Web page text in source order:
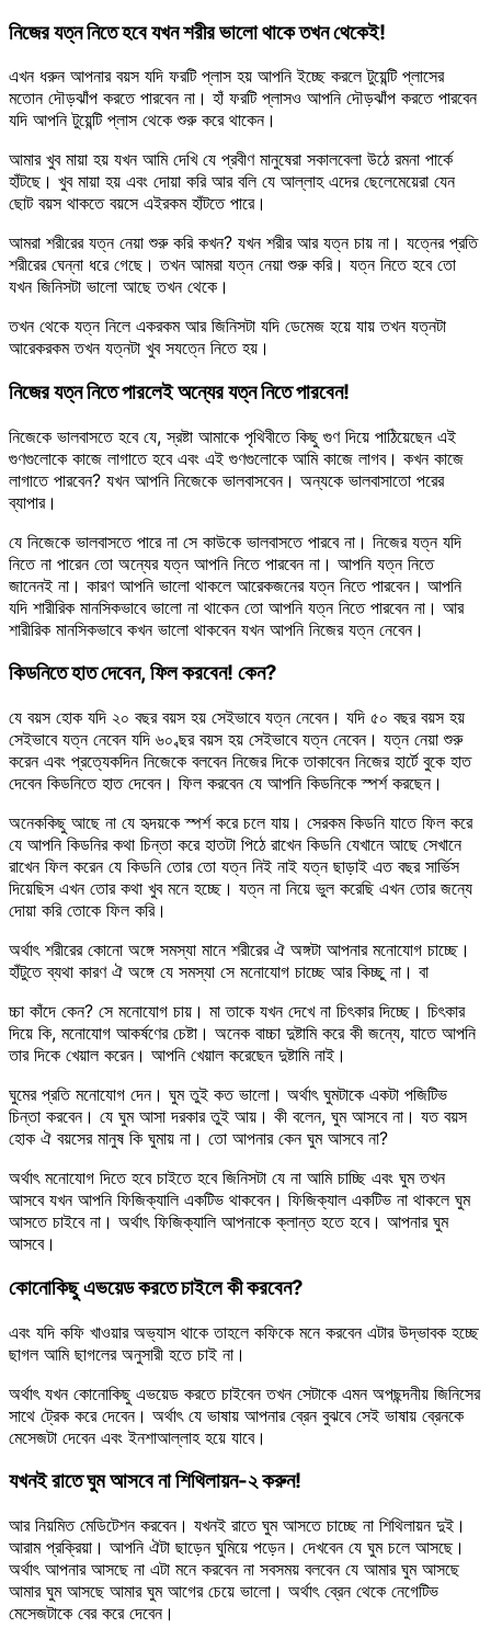
নিজের যত্ন নিতে হবে যখন শরীর ভালো থাকে তখন থেকেই!
এখন ধরুন আপনার বয়স যদি ফরটি প্লাস হয় আপনি ইচ্ছে করলে টুয়েন্টি প্লাসের
মতোন দৌড়ঝাঁপ করতে পারবেন না। হাঁ ফরটি প্লাসও আপনি দৌড়ঝাঁপ করতে পারবেন
যদি আপনি টুয়েন্টি প্লাস থেকে শুরু করে থাকেন।
আমার খুব মায়া হয় যখন আমি দেখি যে প্রবীণ মানুষেরা সকালবেলা উঠে রমনা পার্কে
হাঁটছে। খুব মায়া হয় এবং দোয়া করি আর বলি যে আল্লাহ এদের ছেলেমেয়েরা যেন
ছোট বয়স থাকতে বয়সে এইরকম হাঁটতে পারে।
আমরা শরীরের যত্ন নেয়া শুরু করি কখন? যখন শরীর আর যত্ন চায় না। যত্নের প্রতি
শরীরের ঘেন্না ধরে গেছে। তখন আমরা যত্ন নেয়া শুরু করি। যত্ন নিতে হবে তো
যখন জিনিসটা ভালো আছে তখন থেকে।
তখন থেকে যত্ন নিলে একরকম আর জিনিসটা যদি ডেমেজ হয়ে যায় তখন যত্নটা
আরেকরকম তখন যত্নটা খুব সযত্নে নিতে হয়।
নিজের যত্ন নিতে পারলেই অন্যের যত্ন নিতে পারবেন!
নিজেকে ভালবাসতে হবে যে, স্রষ্টা আমাকে পৃথিবীতে কিছু গুণ দিয়ে পাঠিয়েছেন এই
গুণগুলোকে কাজে লাগাতে হবে এবং এই গুণগুলোকে আমি কাজে লাগব। কখন কাজে
লাগাতে পারবেন? যখন আপনি নিজেকে ভালবাসবেন। অন্যকে ভালবাসাতো পরের
ব্যাপার।
যে নিজেকে ভালবাসতে পারে না সে কাউকে ভালবাসতে পারবে না। নিজের যত্ন যদি
নিতে না পারেন তো অন্যের যত্ন আপনি নিতে পারবেন না। আপনি যত্ন নিতে
জানেনই না। কারণ আপনি ভালো থাকলে আরেকজনের যত্ন নিতে পারবেন। আপনি
যদি শারীরিক মানসিকভাবে ভালো না থাকেন তো আপনি যত্ন নিতে পারবেন না। আর
শারীরিক মানসিকভাবে কখন ভালো থাকবেন যখন আপনি নিজের যত্ন নেবেন।
কিডনিতে হাত দেবেন, ফিল করবেন! কেন?
যে বয়স হোক যদি ২০ বছর বয়স হয় সেইভাবে যত্ন নেবেন। যদি ৫০ বছর বয়স হয়
সেইভাবে যত্ন নেবেন যদি ৬০ ব্ছর বয়স হয় সেইভাবে যত্ন নেবেন। যত্ন নেয়া শুরু
করেন এবং প্রত্যেকদিন নিজেকে বলবেন নিজের দিকে তাকাবেন নিজের হার্টে বুকে হাত
দেবেন কিডনিতে হাত দেবেন। ফিল করবেন যে আপনি কিডনিকে স্পর্শ করছেন।
অনেককিছু আছে না যে হৃদয়কে স্পর্শ করে চলে যায়। সেরকম কিডনি যাতে ফিল করে
যে আপনি কিডনির কথা চিন্তা করে হাতটা পিঠে রাখেন কিডনি যেখানে আছে সেখানে
রাখেন ফিল করেন যে কিডনি তোর তো যত্ন নিই নাই যত্ন ছাড়াই এত বছর সার্ভিস
দিয়েছিস এখন তোর কথা খুব মনে হচ্ছে। যত্ন না নিয়ে ভুল করেছি এখন তোর জন্যে
দোয়া করি তোকে ফিল করি।
অর্থাৎ শরীরের কোনো অঙ্গে সমস্যা মানে শরীরের ঐ অঙ্গটা আপনার মনোযোগ চাচ্ছে।
হাঁটুতে ব্যথা কারণ ঐ অঙ্গে যে সমস্যা সে মনোযোগ চাচ্ছে আর কিচ্ছু না। বা
চ্চা কাঁদে কেন? সে মনোযোগ চায়। মা তাকে যখন দেখে না চিৎকার দিচ্ছে। চিৎকার
দিয়ে কি, মনোযোগ আকর্ষণের চেষ্টা। অনেক বাচ্চা দুষ্টামি করে কী জন্যে, যাতে আপনি
তার দিকে খেয়াল করেন। আপনি খেয়াল করেছেন দুষ্টামি নাই।
ঘুমের প্রতি মনোযোগ দেন। ঘুম তুই কত ভালো। অর্থাৎ ঘুমটাকে একটা পজিটিভ
চিন্তা করবেন। যে ঘুম আসা দরকার তুই আয়। কী বলেন, ঘুম আসবে না। যত বয়স
হোক ঐ বয়সের মানুষ কি ঘুমায় না। তো আপনার কেন ঘুম আসবে না?
অর্থাৎ মনোযোগ দিতে হবে চাইতে হবে জিনিসটা যে না আমি চাচ্ছি এবং ঘুম তখন
আসবে যখন আপনি ফিজিক্যালি একটিভ থাকবেন। ফিজিক্যাল একটিভ না থাকলে ঘুম
আসতে চাইবে না। অর্থাৎ ফিজিক্যালি আপনাকে ক্লান্ত হতে হবে। আপনার ঘুম
আসবে।
কোনোকিছু এভয়েড করতে চাইলে কী করবেন?
এবং যদি কফি খাওয়ার অভ্যাস থাকে তাহলে কফিকে মনে করবেন এটার উদ্ভাবক হচ্ছে
ছাগল আমি ছাগলের অনুসারী হতে চাই না।
অর্থাৎ যখন কোনোকিছু এভয়েড করতে চাইবেন তখন সেটাকে এমন অপছন্দনীয় জিনিসের
সাথে ট্রেক করে দেবেন। অর্থাৎ যে ভাষায় আপনার ব্রেন বুঝবে সেই ভাষায় ব্রেনকে
মেসেজটা দেবেন এবং ইনশাআল্লাহ হয়ে যাবে।
যখনই রাতে ঘুম আসবে না শিথিলায়ন-২ করুন!
আর নিয়মিত মেডিটেশন করবেন। যখনই রাতে ঘুম আসতে চাচ্ছে না শিথিলায়ন দুই।
আরাম প্রক্রিয়া। আপনি ঐটা ছাড়েন ঘুমিয়ে পড়েন। দেখবেন যে ঘুম চলে আসছে।
অর্থাৎ আপনার আসছে না এটা মনে করবেন না সবসময় বলবেন যে আমার ঘুম আসছে
আমার ঘুম আসছে আমার ঘুম আগের চেয়ে ভালো। অর্থাৎ ব্রেন থেকে নেগেটিভ
মেসেজটাকে বের করে দেবেন।